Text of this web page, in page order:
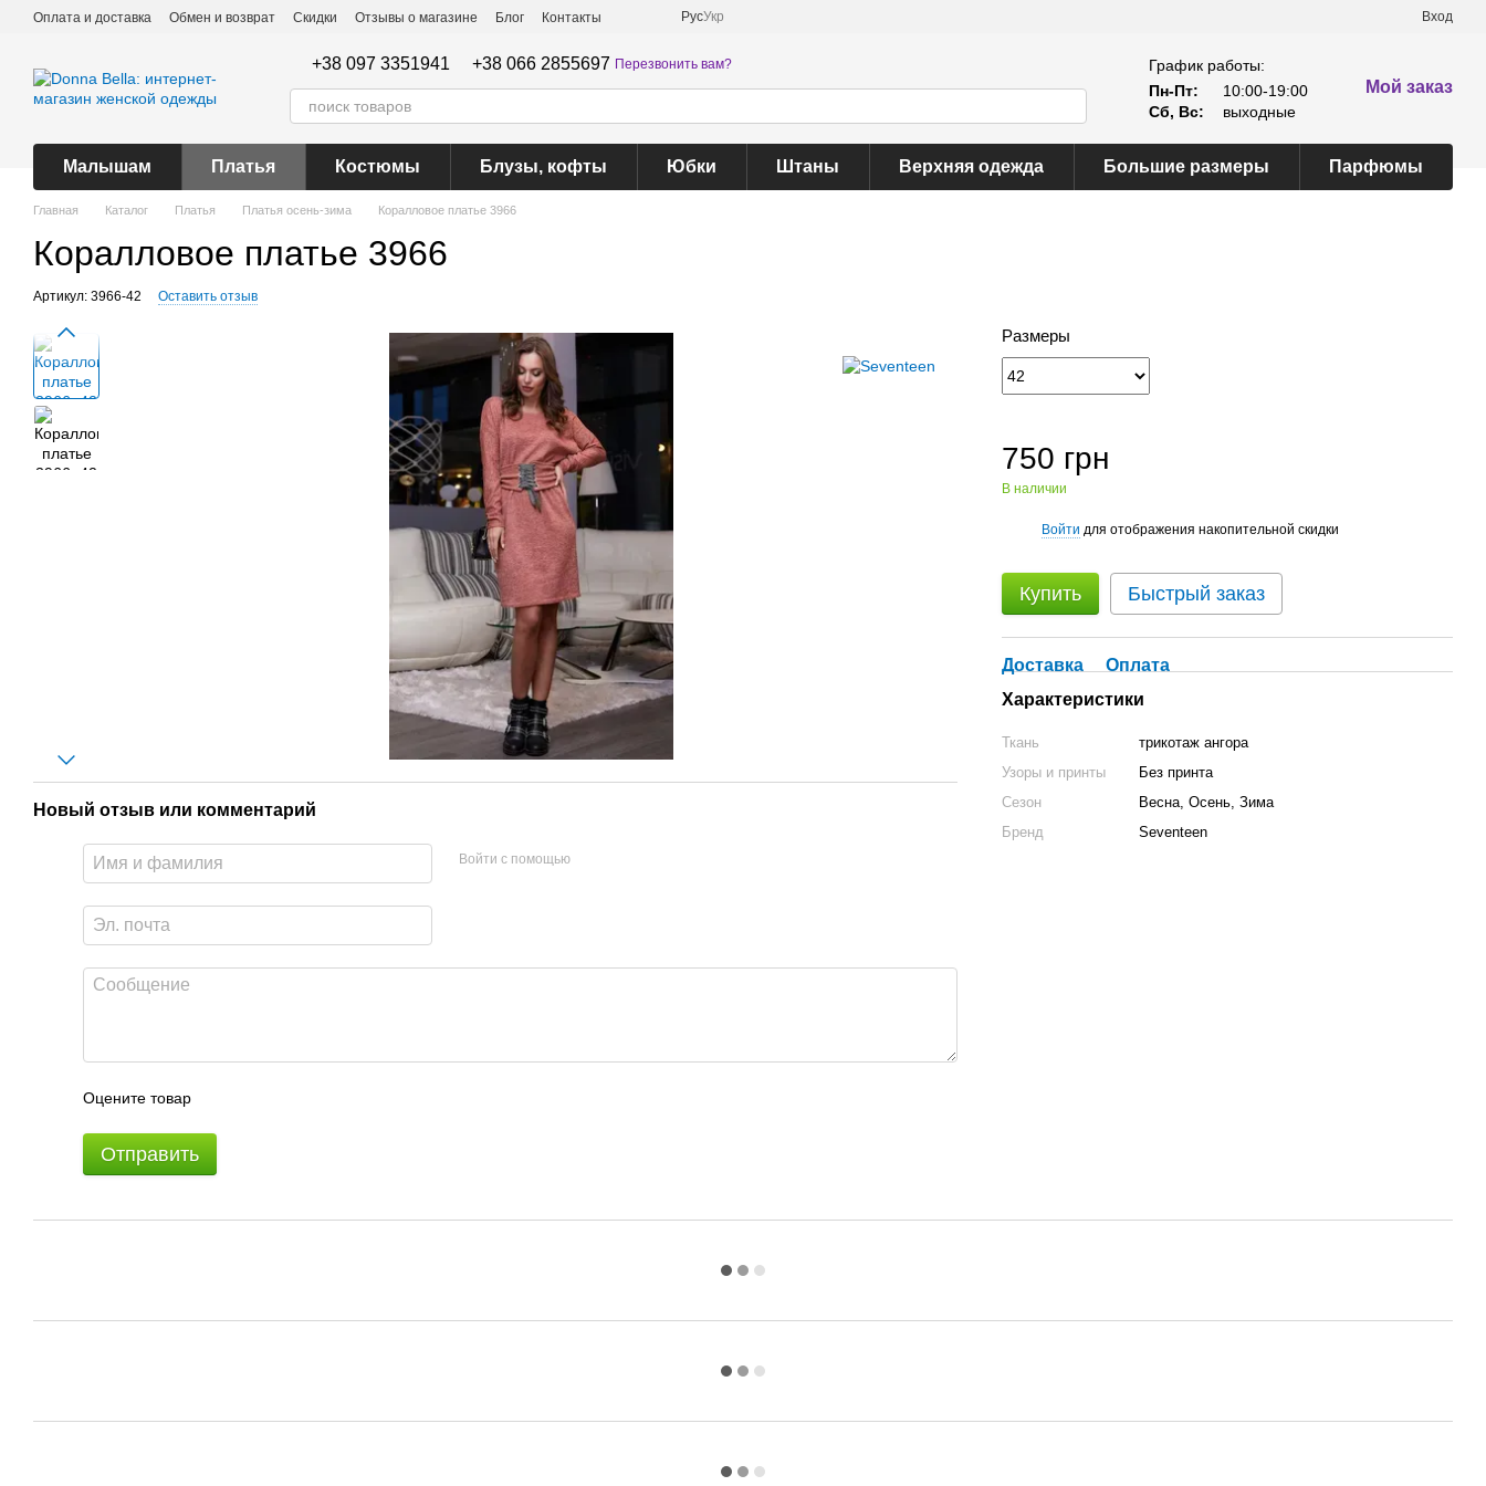
Перейти к основному контенту
Оплата и доставка Обмен и возврат Скидки Отзывы о магазине Блог Контакты РусУкр Вход
+38 097 3351941 +38 066 2855697 Перезвонить вам?
График работы:
Пн-Пт:
10:00-19:00
Сб, Вс:
выходные
Мой заказ
Малышам Платья Костюмы Блузы, кофты Юбки Штаны Верхняя одежда Большие размеры Парфюмы
Главная Каталог Платья Платья осень-зима Коралловое платье 3966
Коралловое платье 3966
Артикул: 3966-42 Оставить отзыв
Новый отзыв или комментарий
Войти с помощью
Оцените товар
Отправить
Размеры
750 грн
В наличии
Войти для отображения накопительной скидки
Купить Быстрый заказ
Доставка
Оплата
Характеристики
Ткань
трикотаж ангора
Узоры и принты
Без принта
Сезон
Весна, Осень, Зима
Бренд
Seventeen